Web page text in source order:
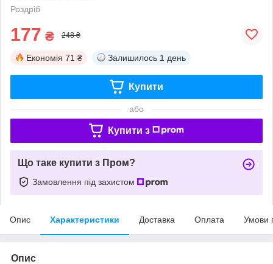
Роздріб
177 ₴ 248 ₴
Економія 71 ₴ Залишилось 1 день
Купити
або
Купити з
Що таке купити з Пром?
Замовлення під захистом
Опис Характеристики Доставка Оплата Умови
Опис